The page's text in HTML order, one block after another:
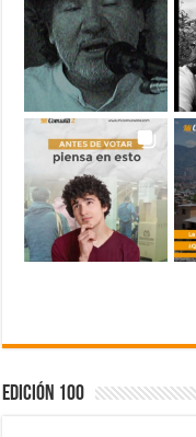
Edición 100